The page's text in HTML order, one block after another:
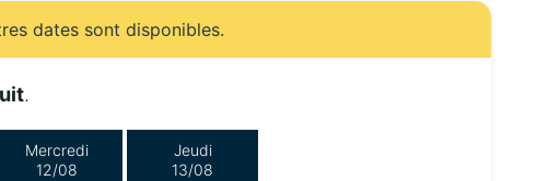
dates sont disponibles.
.
Mercredi
12/08
Jeudi
13/08